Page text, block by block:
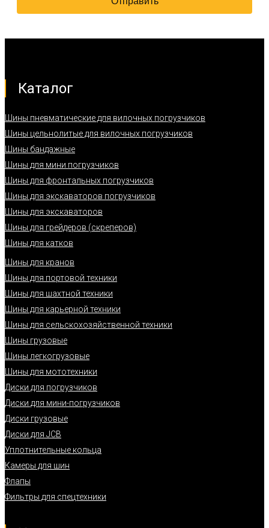
Каталог
Шины пневматические для вилочных погрузчиков
Шины цельнолитые для вилочных погрузчиков
Шины бандажные
Шины для мини погрузчиков
Шины для фронтальных погрузчиков
Шины для экскаваторов погрузчиков
Шины для экскаваторов
Шины для грейдеров (скреперов)
Шины для катков
Шины для кранов
Шины для портовой техники
Шины для шахтной техники
Шины для карьерной техники
Шины для сельскохозяйственной техники
Шины грузовые
Шины легкогрузовые
Шины для мототехники
Диски для погрузчиков
Диски для мини-погрузчиков
Диски грузовые
Диски для JCB
Уплотнительные кольца
Камеры для шин
Флапы
Фильтры для спецтехники